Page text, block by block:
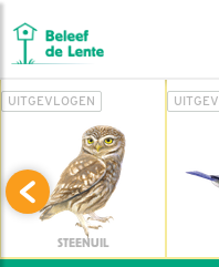
UITGEVLOGEN
STEENUIL